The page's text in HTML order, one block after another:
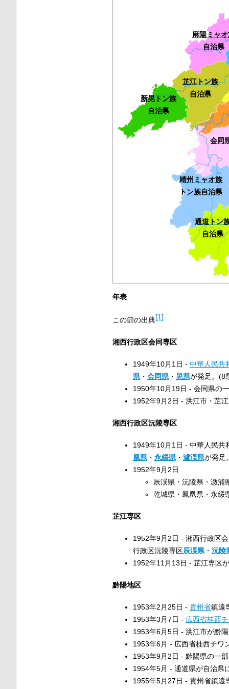
会同
麻陽ミャ
自治県
新晃トン族
自治県
芷江トン族
自治県
靖州ミャオ族
トン族自治県
通道トン
自治県
年表
この節の出典[1]
湘西行政区会同専区
1949年10月1日 - 中華人民共
県・ 会同県・ 晃県が発足。(8
1950年10月19日 - 会同県の
1952年9月2日 - 洪江市・芷
湘西行政区沅陵専区
1949年10月1日 - 中華人民共
凰県・ 永綏県・ 瀘渓県が発足
1952年9月2日
辰渓県・沅陵県・漵浦
乾城県・鳳凰県・永綏
芷江専区
1952年9月2日 - 湘西行政区
行政区沅陵専区辰渓県・ 沅陵
1952年11月13日 - 芷江専区が
黔陽地区
1953年2月25日 - 貴州省鎮遠
1953年3月7日 - 広西省桂西
1953年6月5日 - 洪江市が黔
1953年6月 - 広西省桂西チワ
1953年9月2日 - 黔陽県の一
1954年5月 - 通道県が自治県
1955年5月27日 - 貴州省鎮遠